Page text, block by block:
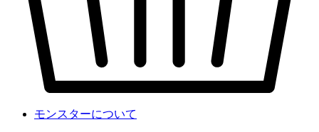
モンスターについて